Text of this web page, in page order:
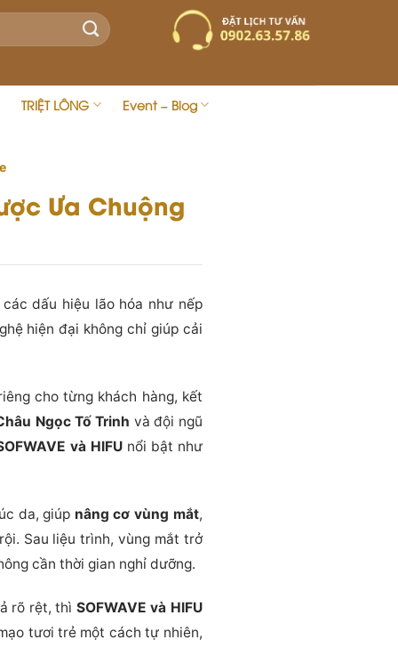
TRIỆT LÔNG Event – Blog
Ưa Chuộng
dấu hiệu lão hóa như nếp
hiện đại không chỉ giúp cải
cho từng khách hàng, kết
Ngọc Tố Trinh và đội ngũ
và HIFUnổi bật như
da, giúp nâng cơ vùng mắt,
Sau liệu trình, vùng mắt trở
cần thời gian nghỉ dưỡng.
rõ rệt, thì SOFWAVE và HIFU
tươi trẻ một cách tự nhiên,